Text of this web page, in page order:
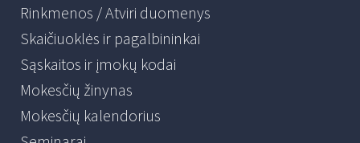
Rinkmenos / Atviri duomenys
Skaičiuoklės ir pagalbininkai
Sąskaitos ir įmokų kodai
Mokesčių žinynas
Mokesčių kalendorius